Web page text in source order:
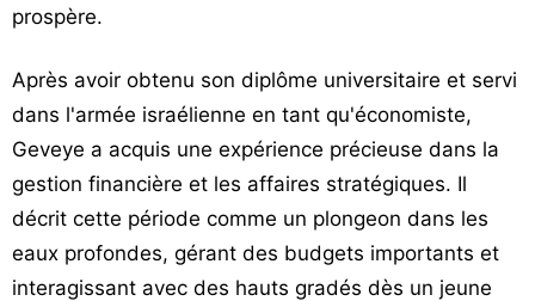
prospère.
Après avoir obtenu son diplôme universitaire et servi
dans l'armée israélienne en tant qu'économiste,
Geveye a acquis une expérience précieuse dans la
gestion financière et les affaires stratégiques. Il
décrit cette période comme un plongeon dans les
eaux profondes, gérant des budgets importants et
interagissant avec des hauts gradés dès un jeune